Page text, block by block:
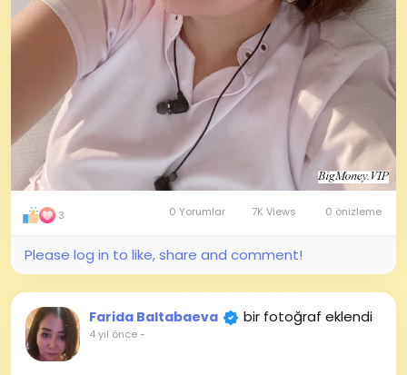
3 0 Yorumlar 7K Views 0 önizleme
Please log in to like, share and comment!
Farida Baltabaeva bir fotoğraf eklendi
4 yıl önce-